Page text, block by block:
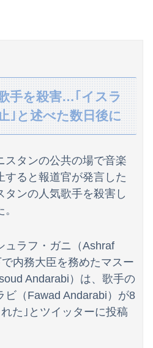
【画像】日焼け口リの締まったお尻っていいよね！ｗｗｗｗｗ
友人に1泊の旅行に誘われたんだけど、意見が割れて中止になった。倹約家と旅行計画したら、何も譲ってくれない...
【動画】役満ボディ・岡田紗佳(32)、渾身のあたシコダンスwwwwwww
手を殺害…｢イスラ
｣と述べた数日後に
スタンの公共の場で音楽
すると報道官が発言した
タンの人気歌手を殺害し
ュラフ・ガニ（Ashraf
内務大臣を務めたマスー
Andarabi）は、歌手の
ビ（Fawad Andarabi）が8
た｣とツイッターに投稿